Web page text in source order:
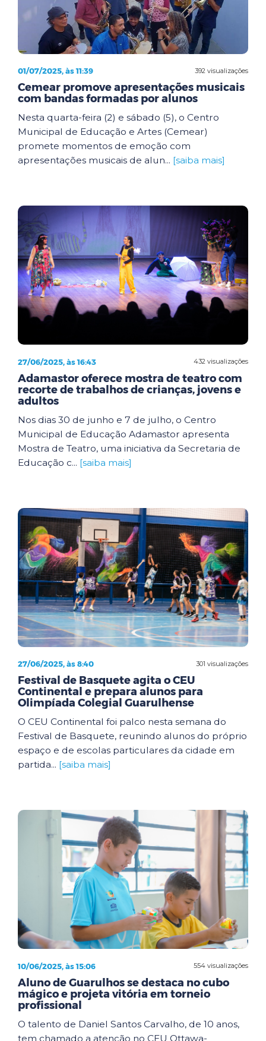
392 visualizações
01/07/2025, às 11:39
Cemear promove apresentações musicais
com bandas formadas por alunos
Nesta quarta-feira (2) e sábado (5), o Centro
Municipal de Educação e Artes (Cemear)
promete momentos de emoção com
apresentações musicais de alun... [saiba mais]
432 visualizações
27/06/2025, às 16:43
Adamastor oferece mostra de teatro com
recorte de trabalhos de crianças, jovens e
adultos
Nos dias 30 de junho e 7 de julho, o Centro
Municipal de Educação Adamastor apresenta
Mostra de Teatro, uma iniciativa da Secretaria de
Educação c... [saiba mais]
301 visualizações
27/06/2025, às 8:40
Festival de Basquete agita o CEU
Continental e prepara alunos para
Olimpíada Colegial Guarulhense
O CEU Continental foi palco nesta semana do
Festival de Basquete, reunindo alunos do próprio
espaço e de escolas particulares da cidade em
partida... [saiba mais]
554 visualizações
10/06/2025, às 15:06
Aluno de Guarulhos se destaca no cubo
mágico e projeta vitória em torneio
profissional
O talento de Daniel Santos Carvalho, de 10 anos,
tem chamado a atenção no CEU Ottawa-